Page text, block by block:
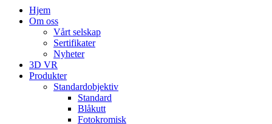
Hjem
Om oss
Vårt selskap
Sertifikater
Nyheter
3D VR
Produkter
Standardobjektiv
Standard
Blåkutt
Fotokromisk